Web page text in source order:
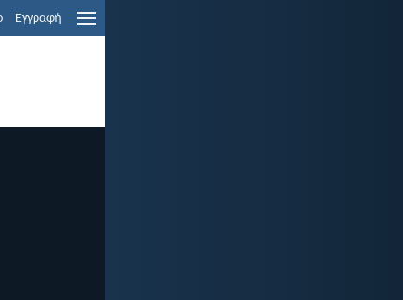
Εγγραφή